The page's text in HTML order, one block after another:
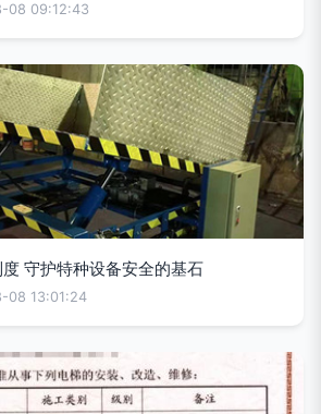
08 09:12:43
守护特种设备安全的基石
08 13:01:24